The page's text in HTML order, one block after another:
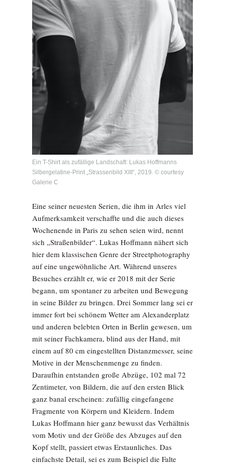
Ein T-Shirt als zufällige Landschaft: Lukas Hoffmanns
Silbergelatine-Print „Strassenbild XIII“, 2019. © courtesy
Galerie C
Eine seiner neuesten Serien, die ihm in Arles viel
Aufmerksamkeit verschaffte und die auch dieses
Wochenende in Paris zu sehen seien wird, nennt
sich „Straßenbilder“. Lukas Hoffmann nähert sich
hier dem klassischen Genre der Streetphotography
auf eine ungewöhnliche Art. Während unseres
Besuches erzählt er, wie er 2018 mit der Serie
begann, um spontaner zu arbeiten und Bewegung
in seine Bilder zu bringen. Drei Sommer lang sei er
immer fort bei schönem Wetter am Alexanderplatz
und anderen belebten Orten in Berlin gewesen, um
mit seiner Fachkamera, blind aus der Hand, mit
einem auf 80 cm eingestellten Distanzmesser, seine
Motive in der Menschenmenge zu finden.
Daraufhin entstanden große Abzüge, 102 mal 72
Zentimeter, von Bildern, die auf den ersten Blick
ganz banal erscheinen: zufällig eingefangene
Fragmente von Körpern und Kleidern. Indem
Lukas Hoffmann hier ganz bewusst das Verhältnis
vom Motiv und der Größe des Abzuges auf den
Kopf stellt, passiert etwas Erstaunliches. Das
einfachste Detail, sei es zum Beispiel die Falte